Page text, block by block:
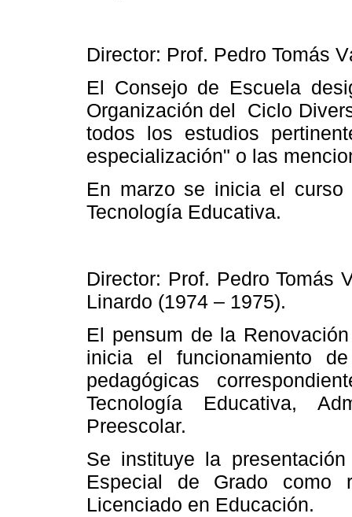
Director: Prof. Pedro Tomás
El Consejo de Escuela
Organización del
Ciclo
todos los estudios
especialización" o las
En marzo se inicia el curso
Tecnología Educativa.
Director: Prof. Pedro Tomás
Linardo (1974 – 1975).
El pensum de la Renovación
inicia el funcionamiento
pedagógicas
Tecnología Educativa,
Preescolar.
Se instituye la
Especial de Grado como
Licenciado en Educación.